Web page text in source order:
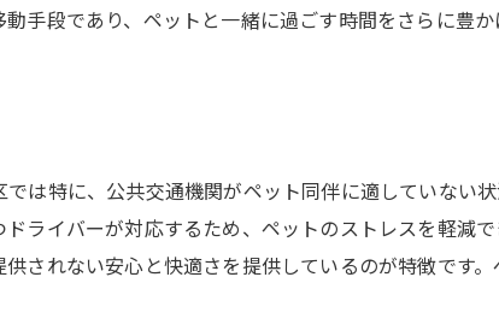
化
しい体験
与える影響
手段であり、ペットと一緒に過ごす時間をさらに豊
は特に、公共交通機関がペット同伴に適していない
ライバーが対応するため、ペットのストレスを軽減で
されない安心と快適さを提供しているのが特徴です。